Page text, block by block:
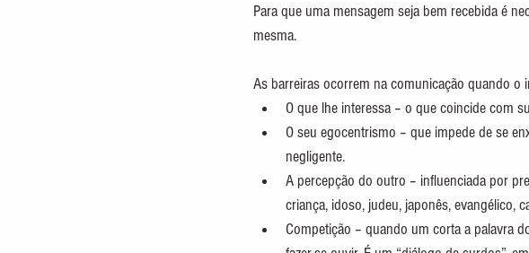
Para que uma mensagem seja bem recebida é
mesma.
As barreiras ocorrem na comunicação quando o
O que lhe interessa – o que coincide com
O seu egocentrismo – que impede de se
negligente.
A percepção do outro – influenciada por
criança, idoso, judeu, japonês, evangélico,
Competição – quando um corta a palavra